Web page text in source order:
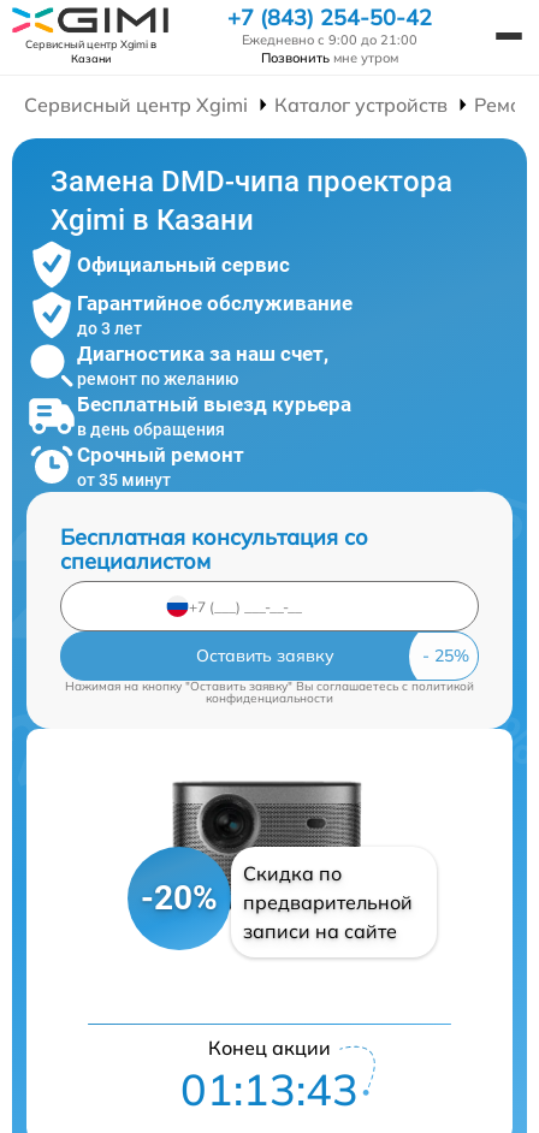
Сервисный центр Xgimiв
Казани
+7 (843) 254-50-42
Ежедневно с 9:00 до 21:00
Позвонить мне утром
Сервисный центр Xgimi Каталог устройств
Замена DMD-чипа проектора
Xgimi в Казани
Официальный сервис
Гарантийное обслуживание
до 3 лет
Диагностика за наш счет,
ремонт по желанию
Бесплатный выезд курьера
в день обращения
Срочный ремонт
от 35 минут
Бесплатная консультация со
специалистом
Оставить заявку
Нажимая на кнопку "Оставить заявку" Вы соглашаетесь cполитикой
конфиденциальности
-20%
Скидка по
предварительной
записи на сайте
Конец акции
01:13:43